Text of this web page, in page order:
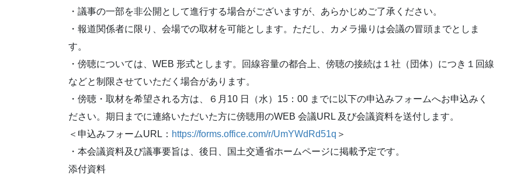
・議事の一部を非公開として進行する場合がございますが、あらかじめご了承ください。
・報道関係者に限り、会場での取材を可能とします。ただし、カメラ撮りは会議の冒頭までとしま
す。
・傍聴については、WEB 形式とします。回線容量の都合上、傍聴の接続は１社（団体）につき１回線
などと制限させていただく場合があります。
・傍聴・取材を希望される方は、６月10 日（水）15：00 までに以下の申込みフォームへお申込みく
ださい。期日までに連絡いただいた方に傍聴用のWEB 会議URL 及び会議資料を送付します。
＜申込みフォームURL： https://forms.office.com/r/UmYWdRd51q ＞
・本会議資料及び議事要旨は、後日、国土交通省ホームページに掲載予定です。
添付資料